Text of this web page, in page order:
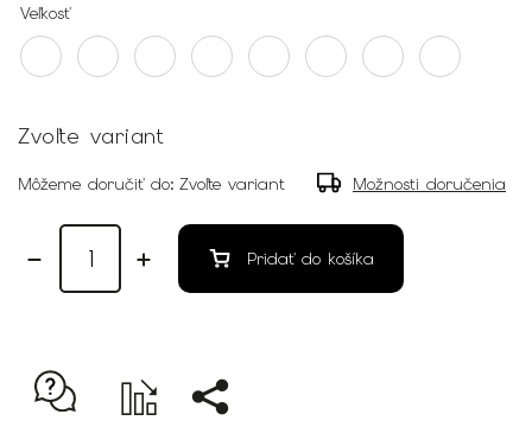
Veľkosť
Zvoľte variant
Môžeme doručiť do: Zvoľte variant Možnosti doručenia
Pridať do košíka